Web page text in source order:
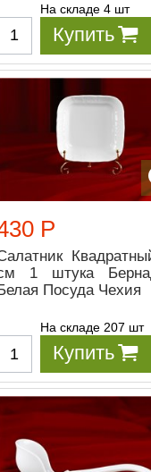
На складе 4 шт
Купить
Р
1 штука
Посуда Чехия
На складе 207 шт
Купить